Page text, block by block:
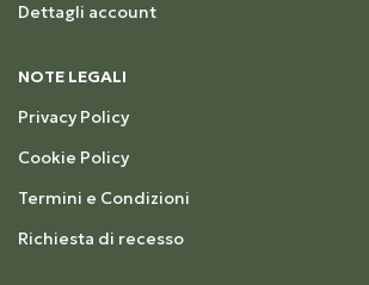
Dettagli account
NOTE LEGALI
Privacy Policy
Cookie Policy
Termini e Condizioni
Richiesta di recesso